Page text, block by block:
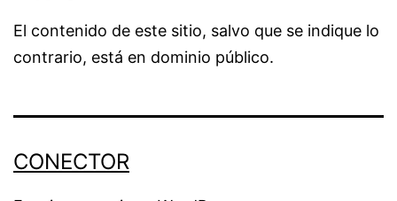
El contenido de este sitio, salvo que se indique lo
contrario, está en dominio público.
CONECTOR